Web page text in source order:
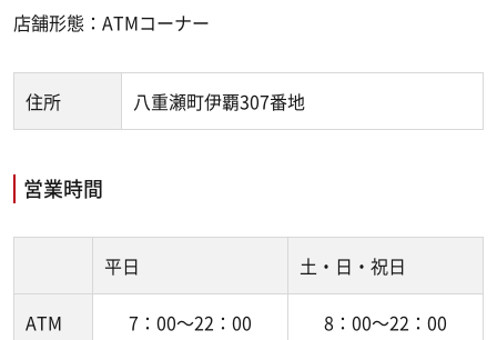
店舗形態：ATMコーナー
住所 八重瀬町伊覇307番地
営業時間
平日 土・日・祝日
ATM 7：00～22：00 8：00～22：00